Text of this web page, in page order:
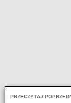
PRZECZYTAJ